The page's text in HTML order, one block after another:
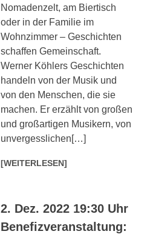
Nomadenzelt, am Biertisch
oder in der Familie im
Wohnzimmer – Geschichten
schaffen Gemeinschaft.
Werner Köhlers Geschichten
handeln von der Musik und
von den Menschen, die sie
machen. Er erzählt von großen
und großartigen Musikern, von
unvergesslichen[…]
[WEITERLESEN]
2. Dez. 2022 19:30 Uhr
Benefizveranstaltung: